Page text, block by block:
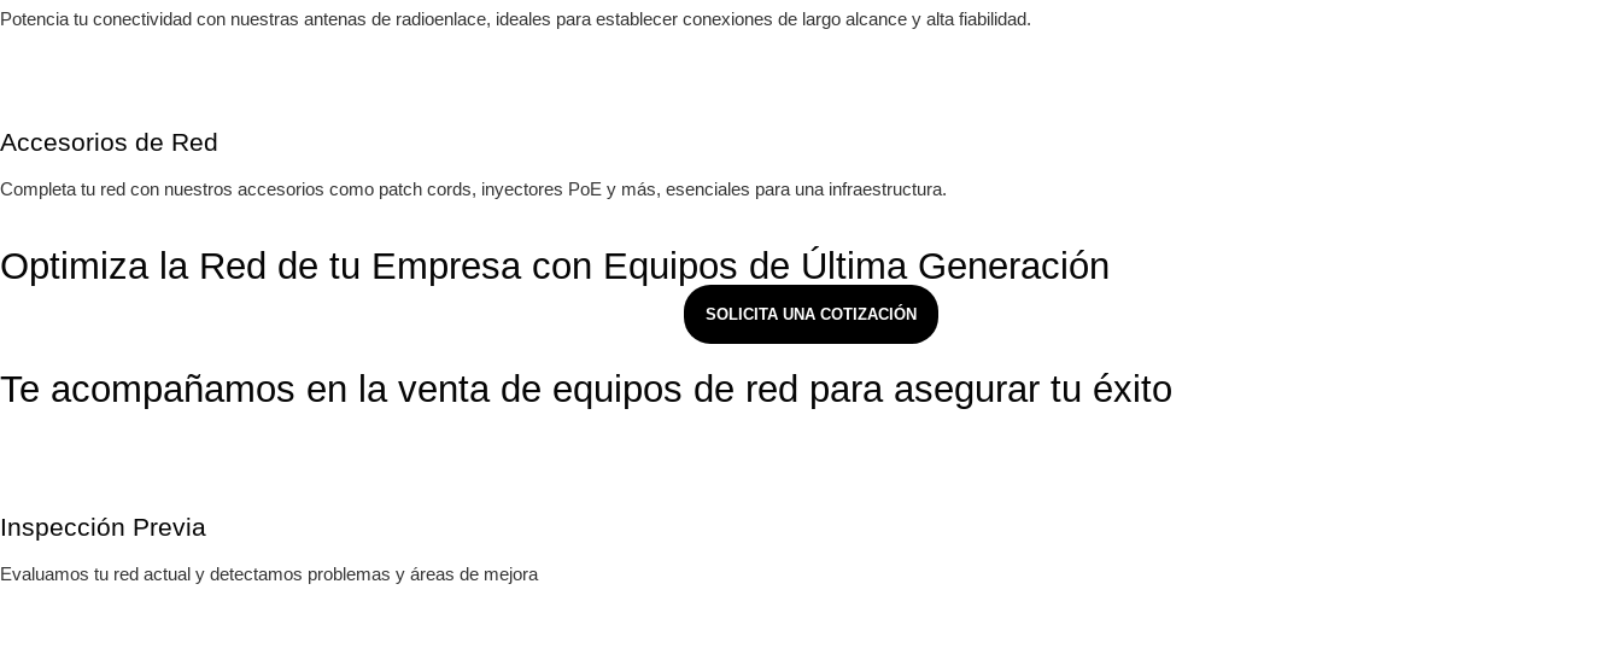
Potencia tu conectividad con nuestras antenas de radioenlace, ideales para establecer conexiones de largo alcance y alta fiabilidad.
Accesorios de Red
Completa tu red con nuestros accesorios como patch cords, inyectores PoE y más, esenciales para una infraestructura.
Optimiza la Red de tu Empresa con Equipos de Última Generación
SOLICITA UNA COTIZACIÓN
Te acompañamos en la venta de equipos de red para asegurar tu éxito
Inspección Previa
Evaluamos tu red actual y detectamos problemas y áreas de mejora